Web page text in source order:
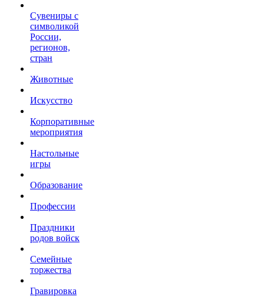
Сувениры с
символикой
России,
регионов,
стран
Животные
Искусство
Корпоративные
мероприятия
Настольные
игры
Образование
Профессии
Праздники
родов войск
Семейные
торжества
Гравировка